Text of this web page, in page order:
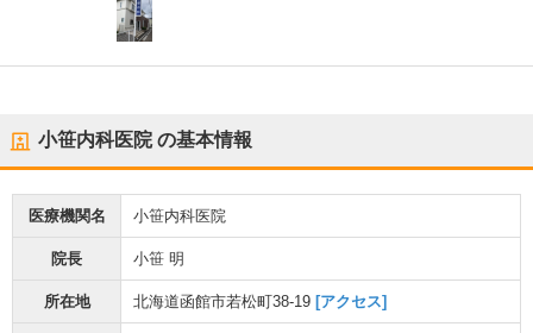
小笹内科医院の基本情報
医療機関名 小笹内科医院
院長 小笹 明
所在地 北海道函館市若松町38-19 [アクセス]